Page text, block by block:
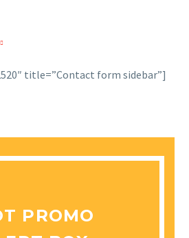
title=”Contact form sidebar”]
PROMO